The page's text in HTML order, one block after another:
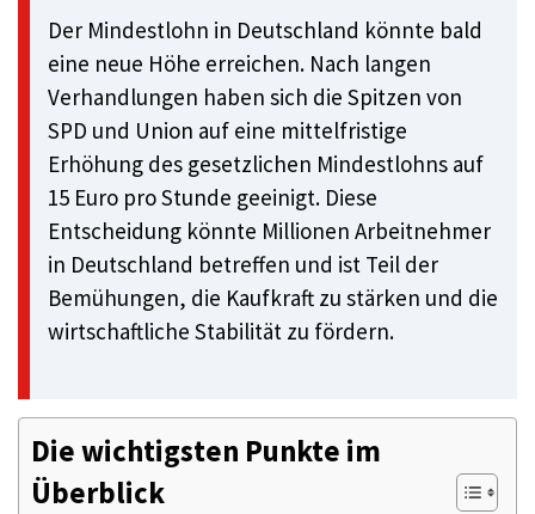
Der Mindestlohn in Deutschland könnte bald
eine neue Höhe erreichen. Nach langen
Verhandlungen haben sich die Spitzen von
SPD und Union auf eine mittelfristige
Erhöhung des gesetzlichen Mindestlohns auf
15 Euro pro Stunde geeinigt. Diese
Entscheidung könnte Millionen Arbeitnehmer
in Deutschland betreffen und ist Teil der
Bemühungen, die Kaufkraft zu stärken und die
wirtschaftliche Stabilität zu fördern.
Die wichtigsten Punkte im
Überblick